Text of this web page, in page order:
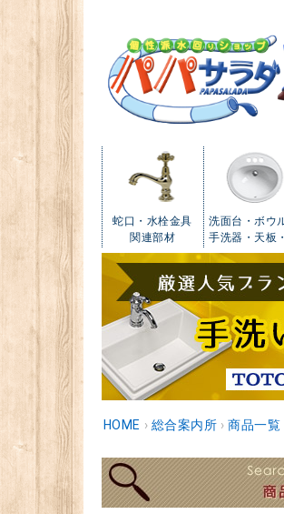
蛇口・水栓金具
関連部材
洗面台・ボウ
手洗器・天板
HOME › 総合案内所 › 商品一覧